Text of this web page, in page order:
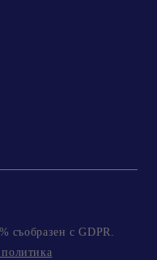
съобразен с GDPR.